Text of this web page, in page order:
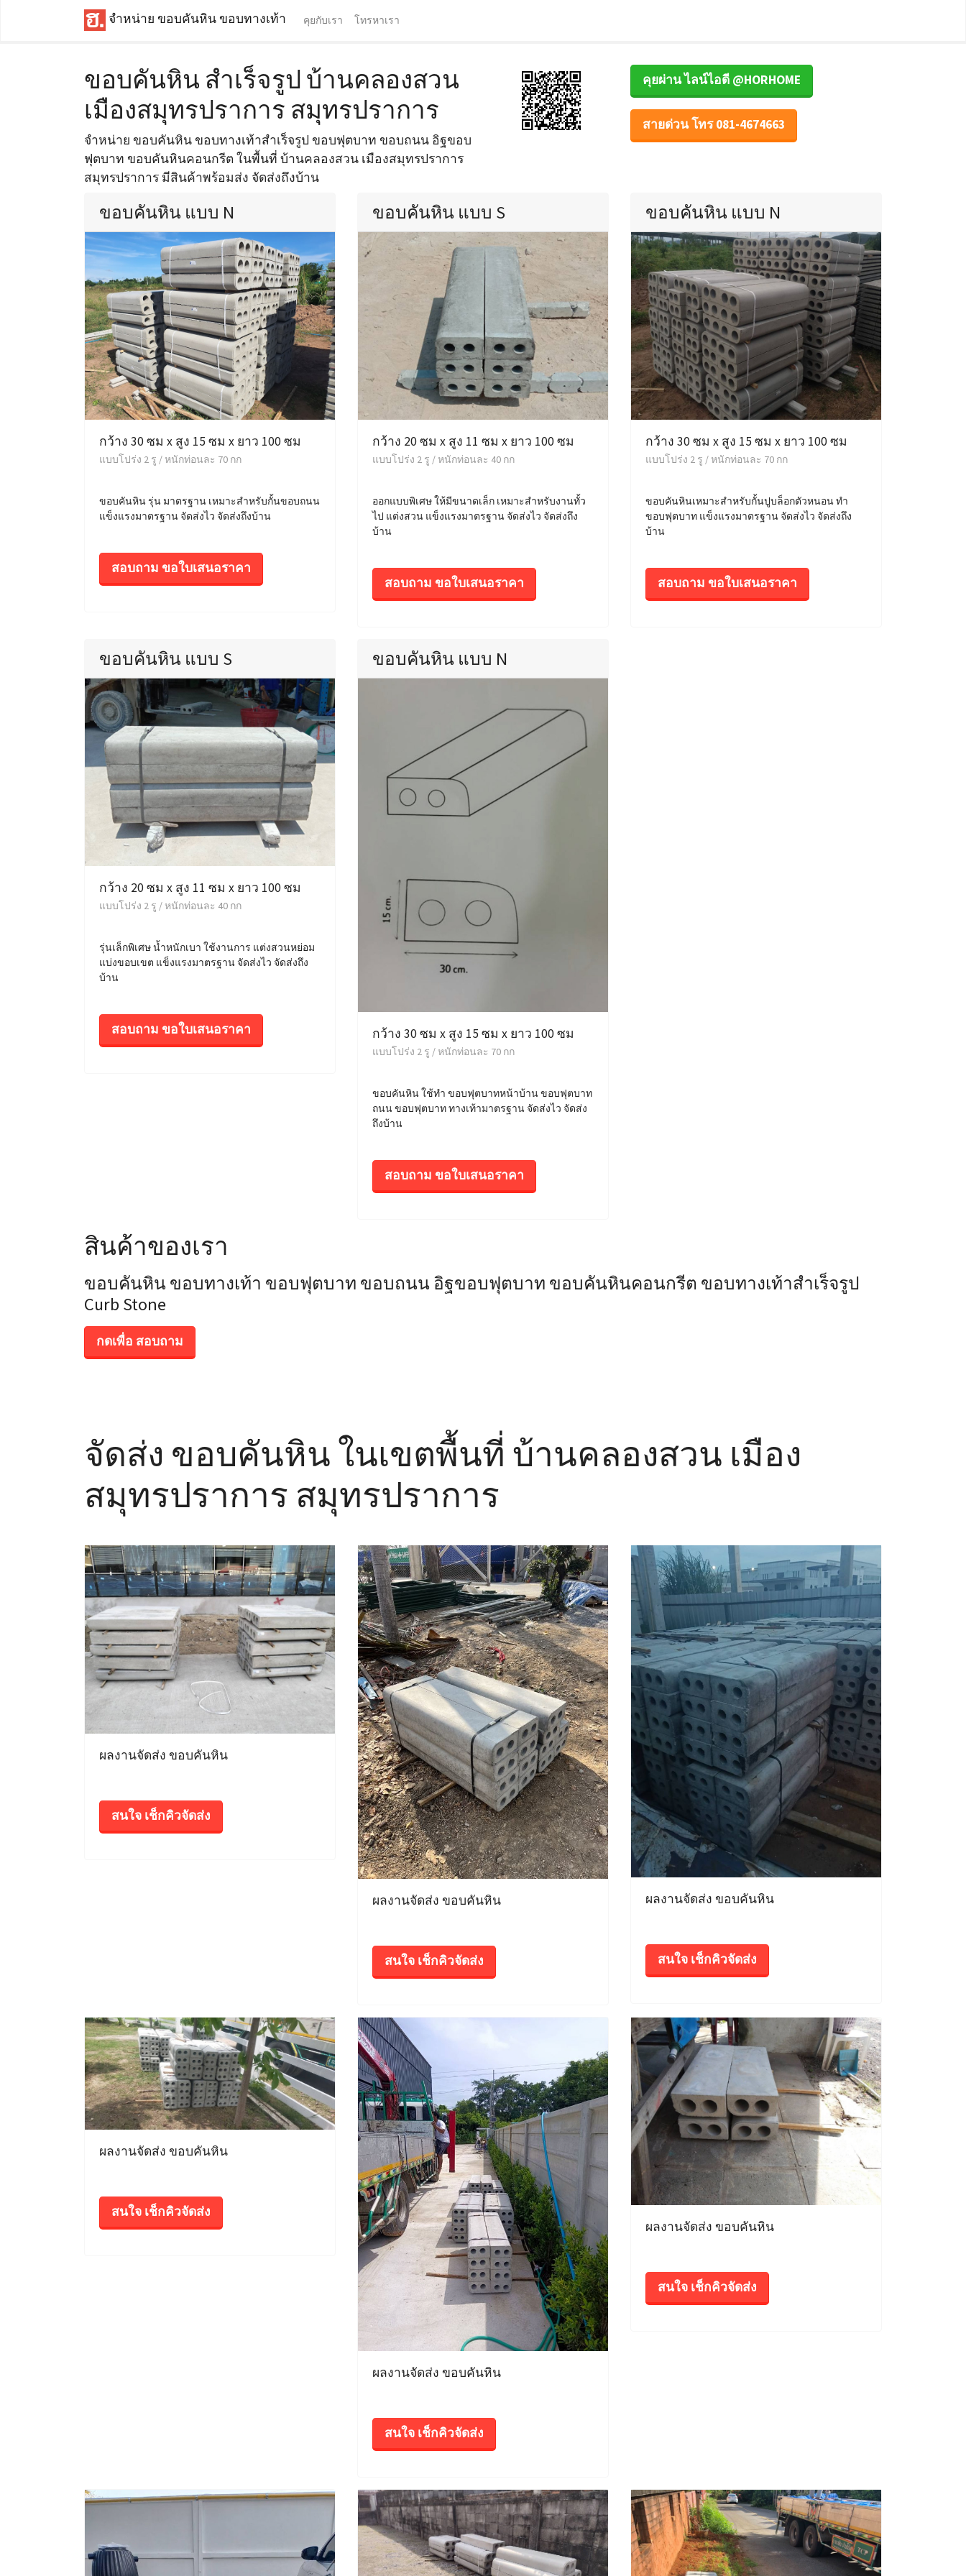
จำหน่าย ขอบคันหิน ขอบทางเท้า คุยกับเรา โทรหาเรา
ขอบคันหิน สำเร็จรูป บ้านคลองสวน
เมืองสมุทรปราการ สมุทรปราการ
จำหน่าย ขอบคันหิน ขอบทางเท้าสำเร็จรูป ขอบฟุตบาท ขอบถนน อิฐขอบ
ฟุตบาท ขอบคันหินคอนกรีต ในพื้นที่ บ้านคลองสวน เมืองสมุทรปราการ
สมุทรปราการ มีสินค้าพร้อมส่ง จัดส่งถึงบ้าน
คุยผ่าน ไลน์ไอดี @HORHOME
สายด่วน โทร 081-4674663
ขอบคันหิน แบบ N
กว้าง 30 ซม x สูง 15 ซม x ยาว 100 ซม
แบบโปร่ง 2 รู / หนักท่อนละ 70 กก
ขอบคันหิน รุ่น มาตรฐาน เหมาะสำหรับกั้นขอบถนน
แข็งแรงมาตรฐาน จัดส่งไว จัดส่งถึงบ้าน
สอบถาม ขอใบเสนอราคา
ขอบคันหิน แบบ S
กว้าง 20 ซม x สูง 11 ซม x ยาว 100 ซม
แบบโปร่ง 2 รู / หนักท่อนละ 40 กก
ออกแบบพิเศษ ให้มีขนาดเล็ก เหมาะสำหรับงานทั้ว
ไป แต่งสวน แข็งแรงมาตรฐาน จัดส่งไว จัดส่งถึง
บ้าน
สอบถาม ขอใบเสนอราคา
ขอบคันหิน แบบ N
กว้าง 30 ซม x สูง 15 ซม x ยาว 100 ซม
แบบโปร่ง 2 รู / หนักท่อนละ 70 กก
ขอบคันหินเหมาะสำหรับกั้นปูบล็อกตัวหนอน ทำ
ขอบฟุตบาท แข็งแรงมาตรฐาน จัดส่งไว จัดส่งถึง
บ้าน
สอบถาม ขอใบเสนอราคา
ขอบคันหิน แบบ S
กว้าง 20 ซม x สูง 11 ซม x ยาว 100 ซม
แบบโปร่ง 2 รู / หนักท่อนละ 40 กก
รุ่นเล็กพิเศษ น้ำหนักเบา ใช้งานการ แต่งสวนหย่อม
แบ่งขอบเขต แข็งแรงมาตรฐาน จัดส่งไว จัดส่งถึง
บ้าน
สอบถาม ขอใบเสนอราคา
ขอบคันหิน แบบ N
กว้าง 30 ซม x สูง 15 ซม x ยาว 100 ซม
แบบโปร่ง 2 รู / หนักท่อนละ 70 กก
ขอบคันหิน ใช้ทำ ขอบฟุตบาทหน้าบ้าน ขอบฟุตบาท
ถนน ขอบฟุตบาท ทางเท้ามาตรฐาน จัดส่งไว จัดส่ง
ถึงบ้าน
สอบถาม ขอใบเสนอราคา
สินค้าของเรา
ขอบคันหิน ขอบทางเท้า ขอบฟุตบาท ขอบถนน อิฐขอบฟุตบาท ขอบคันหินคอนกรีต ขอบทางเท้าสำเร็จรูป
Curb Stone
กดเพื่อ สอบถาม
จัดส่ง ขอบคันหิน ในเขตพื้นที่ บ้านคลองสวน เมือง
สมุทรปราการ สมุทรปราการ
ผลงานจัดส่ง ขอบคันหิน
สนใจ เช็กคิวจัดส่ง
ผลงานจัดส่ง ขอบคันหิน
สนใจ เช็กคิวจัดส่ง
ผลงานจัดส่ง ขอบคันหิน
สนใจ เช็กคิวจัดส่ง
ผลงานจัดส่ง ขอบคันหิน
สนใจ เช็กคิวจัดส่ง
ผลงานจัดส่ง ขอบคันหิน
สนใจ เช็กคิวจัดส่ง
ผลงานจัดส่ง ขอบคันหิน
สนใจ เช็กคิวจัดส่ง